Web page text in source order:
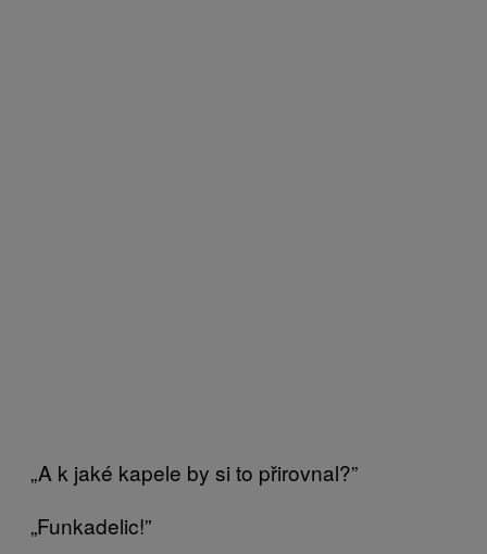
„A k jaké kapele by si to přirovnal?”
„Funkadelic!”